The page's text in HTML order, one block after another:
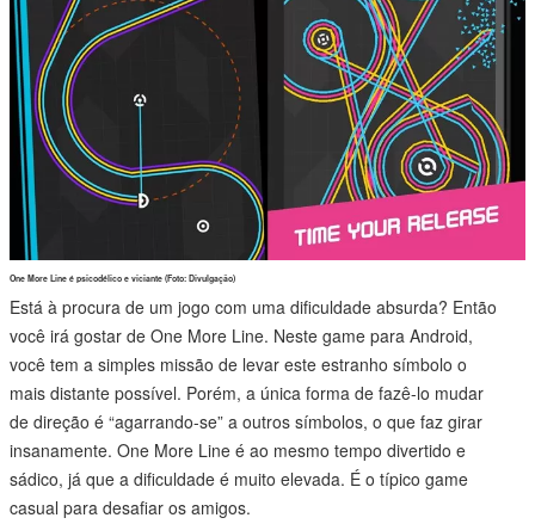
One More Line é psicodélico e viciante (Foto: Divulgação)
Está à procura de um jogo com uma dificuldade absurda? Então
você irá gostar de One More Line. Neste game para Android,
você tem a simples missão de levar este estranho símbolo o
mais distante possível. Porém, a única forma de fazê-lo mudar
de direção é “agarrando-se” a outros símbolos, o que faz girar
insanamente. One More Line é ao mesmo tempo divertido e
sádico, já que a dificuldade é muito elevada. É o típico game
casual para desafiar os amigos.